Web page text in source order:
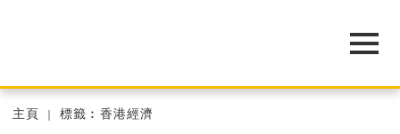
主頁 標籤︰香港經濟